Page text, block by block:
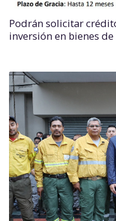
Podrán solicitar
inversión en bienes